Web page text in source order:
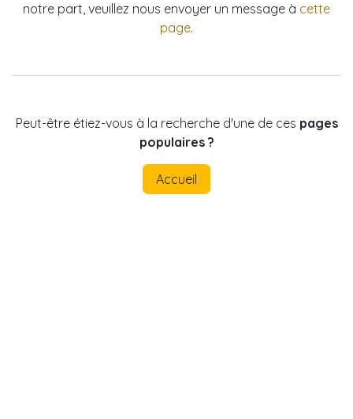
notre part, veuillez nous envoyer un message à cette
page.
Peut-être étiez-vous à la recherche d'une de ces pages
populaires ?
Accueil